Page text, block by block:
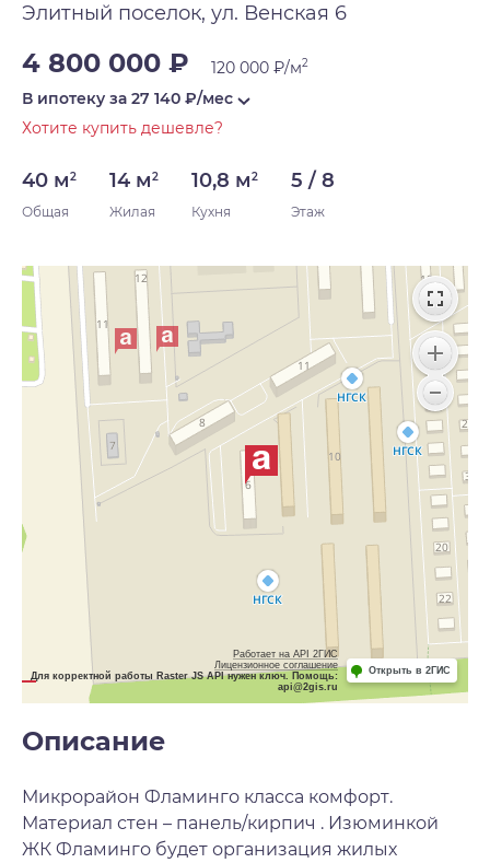
Элитный поселок, ул. Венская 6
4 800 000 ₽ 120 000 ₽/м2
В ипотеку за 27 140 ₽/мес
Хотите купить дешевле?
40 м2
Общая
14 м2
Жилая
10,8 м2
Кухня
5 / 8
Этаж
Работает на API 2ГИС
Лицензионное соглашение
Для корректной работы Raster JS API нужен ключ. Помощь:
api@2gis.ru
Открыть в 2ГИС
Описание
Микрорайон Фламинго класса комфорт.
Материал стен – панель/кирпич . Изюминкой
ЖК Фламинго будет организация жилых